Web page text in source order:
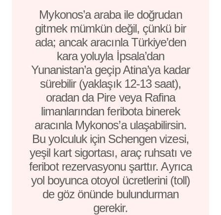
Mykonos’a araba ile doğrudan
gitmek mümkün değil, çünkü bir
ada; ancak aracınla Türkiye’den
kara yoluyla İpsala’dan
Yunanistan’a geçip Atina’ya kadar
sürebilir (yaklaşık 12-13 saat),
oradan da Pire veya Rafina
limanlarından feribota binerek
aracınla Mykonos’a ulaşabilirsin.
Bu yolculuk için Schengen vizesi,
yeşil kart sigortası, araç ruhsatı ve
feribot rezervasyonu şarttır. Ayrıca
yol boyunca otoyol ücretlerini (toll)
de göz önünde bulundurman
gerekir.